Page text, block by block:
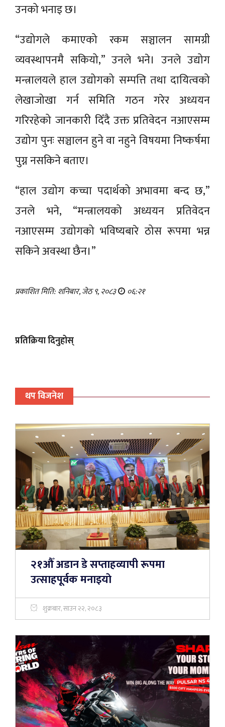
उनको भनाइ छ।
“उद्योगले कमाएको रकम सञ्चालन सामग्री
व्यवस्थापनमै सकियो,” उनले भने। उनले उद्योग
मन्त्रालयले हाल उद्योगको सम्पत्ति तथा दायित्वको
लेखाजोखा गर्न समिति गठन गरेर अध्ययन
गरिरहेको जानकारी दिँदै उक्त प्रतिवेदन नआएसम्म
उद्योग पुनः सञ्चालन हुने वा नहुने विषयमा निष्कर्षमा
पुग्न नसकिने बताए।
“हाल उद्योग कच्चा पदार्थको अभावमा बन्द छ,”
उनले भने, “मन्त्रालयको अध्ययन प्रतिवेदन
नआएसम्म उद्योगको भविष्यबारे ठोस रूपमा भन्न
सकिने अवस्था छैन।”
प्रकाशित मिति: शनिबार, जेठ ९, २०८३ ०६:२१
प्रतिक्रिया दिनुहोस्
थप विजनेश
२१औँ अडान डे सप्ताहव्यापी रूपमा
उत्साहपूर्वक मनाइयाे
शुक्रबार, साउन २२, २०८३